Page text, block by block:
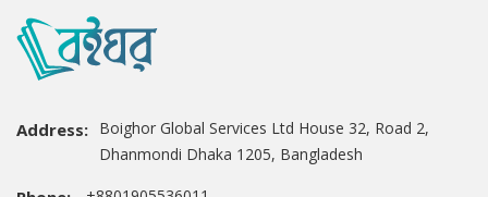
Address: Boighor Global Services Ltd House 32, Road 2,
Dhanmondi Dhaka 1205, Bangladesh